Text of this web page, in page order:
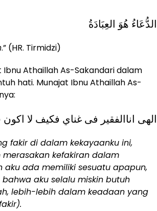
الدُّعَاءُ هُوَ العِبَادَةُ
.” (HR. Tirmidzi)
Athaillah As-Sakandari dalam
hati. Munajat Ibnu Athaillah As-
الهى اناالفقير فى غناي فكيف لا
fakir di dalam kekayaanku ini,
kefakiran dalam
aku ada memiliki sesuatu apapun,
aku selalu miskin butuh
lebih-lebih dalam keadaan yang